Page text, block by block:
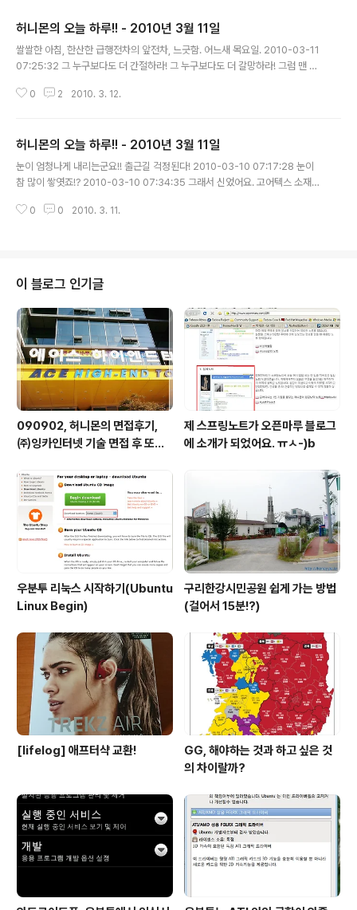
허니몬의 오늘 하루!! - 2010년 3월 11일
쌀쌀한 아침, 한산한 급행전차의 앞전차, 느긋함. 어느새 목요일. 2010-03-11
07:25:32 그 누구보다도 더 간절하라! 그 누구보다도 더 갈망하라! 그럼 맨 앞
막히고 너무나 감정이 건조해진다고 느껴질 수도 있다. 그러나 어쩔 수 없다. 목
챔프)을 모으다가… 어머니께 오지게 맞은 다음, 학교다녀오니 만화책이 버려지
고서는 모으는 것을 포기하고, 대여점에서 빌리는 것으로 선회… 지금도 그 습관
은 여전함. 열혈강호 양재현 작가에게서 들어보는 한국만화계의 ..
0 2 2010. 3. 12.
허니몬의 오늘 하루!! - 2010년 3월 11일
눈이 엄청나게 내리는군요!! 출근길 걱정된다! 2010-03-10 07:17:28 눈이
참 많이 쌓엿죠!? 2010-03-10 07:34:35 그래서 신었어요. 고어텍스 소재의
걸어요. 누군가가 만든 길을 따라 줄지어 걷는 사람들과는 달라요^^ 2010-03
3-10 08:00:32 아!! 다리에 쥐났어!! 2010-03-10 08:09:56 일본식 표현
0 0 2010. 3. 11.
이 블로그 인기글
090902, 허니몬의 면접후기,
㈜잉카인터넷 기술 면접 후 또한
업!!
제 스프링노트가 오픈마루 블로그
에 소개가 되었어요. ㅠㅅ-)b
우분투 리눅스 시작하기(Ubuntu
Linux Begin)
구리한강시민공원 쉽게 가는 방법
(걸어서 15분!?)
[lifelog] 애프터샥 교환!
GG, 해야하는 것과 하고 싶은 것
의 차이랄까?